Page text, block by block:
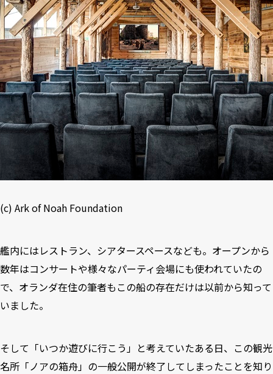
(c) Ark of Noah Foundation
艦内にはレストラン、シアタースペースなども。オープンから
数年はコンサートや様々なパーティ会場にも使われていたの
で、オランダ在住の筆者もこの船の存在だけは以前から知って
いました。
そして「いつか遊びに行こう」と考えていたある日、この観光
名所「ノアの箱舟」の一般公開が終了してしまったことを知り